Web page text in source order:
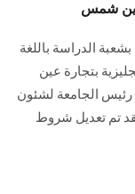
عين شمس
الدراسة باللغة
بتجارة عين
رئيس الجامعة لشئون
فقد تم تعديل شروط